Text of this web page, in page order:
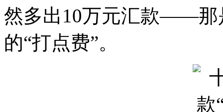
然多出10万元汇款——那
的“打点费”。